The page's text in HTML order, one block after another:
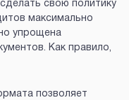
свою политику
максимально
упрощена
Как правило,
позволяет